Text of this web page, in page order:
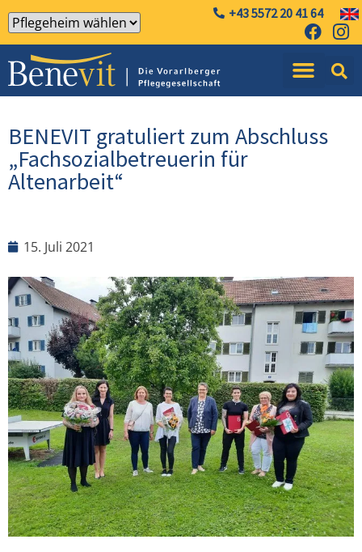
+43 5572 20 41 64
BENEVIT gratuliert zum Abschluss
„Fachsozialbetreuerin für
Altenarbeit“
15. Juli 2021